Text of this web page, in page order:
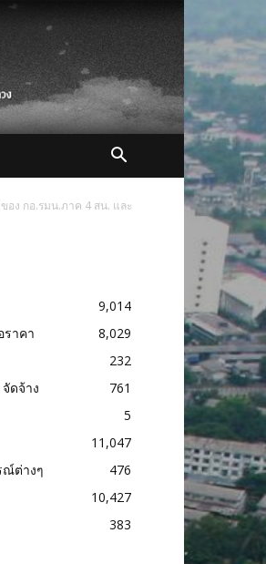
อง กอ.รมน.ภาค 4 สน. และ
9,014
ราคา
8,029
232
ดจ้าง
761
5
11,047
ณ์ต่างๆ
476
10,427
383